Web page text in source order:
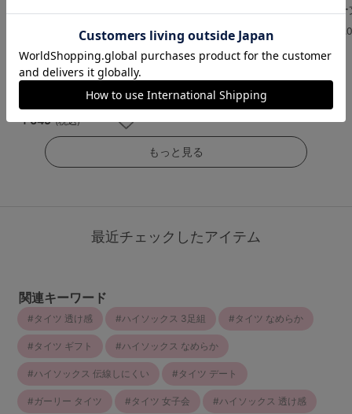
4.5
（80件）
￥649 (税込)
4.3
（9件）
ルオーバーニ
5.0
（6件）
もっと見る
最近チェックしたアイテム
関連キーワード
タイツ 透け感 ハイソックス 3足組 タイツ なめらか
タイツ ギフト ハイソックス なめらか
ハイソックス 伝線しにくい タイツ デート
ガーリー タイツ タイツ 女子会 ハイソックス 透け感